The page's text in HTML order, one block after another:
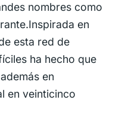
nombres como
en
esta red de
ha hecho que
en
en veinticinco